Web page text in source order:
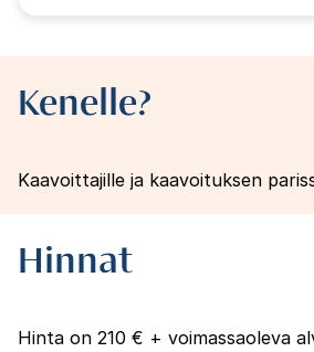
Kenelle?
Kaavoittajille ja kaavoituksen
Hinnat
Hinta on 210 € + voimassaoleva